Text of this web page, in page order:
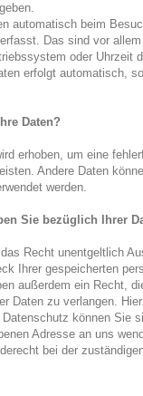
automatisch beim
Das sind vor
oder Uhrzeit
erfolgt automatisch,
Daten?
erhoben, um eine
Andere Daten
werden.
Sie bezüglich Ihrer
Recht unentgeltlich
Ihrer gespeicherten
außerdem ein Recht,
Daten zu verlangen.
Datenschutz können Sie
Adresse an uns
bei der